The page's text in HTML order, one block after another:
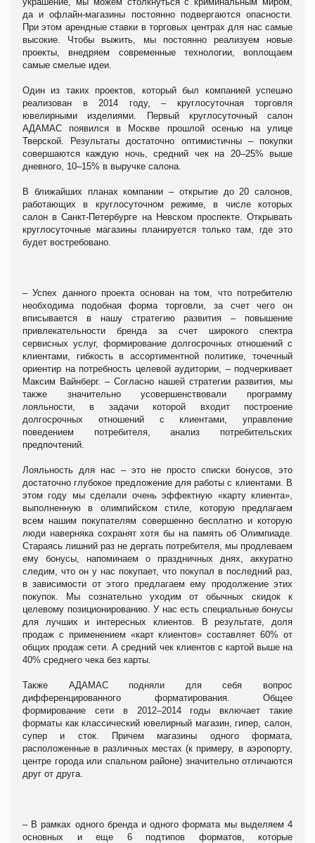
да и офлайн-магазины постоянно подвергаются опасности.
При этом арендные ставки в торговых центрах для нас самые
высокие. Чтобы выжить, мы постоянно реализуем новые
проекты, внедряем современные технологии, воплощаем
самые смелые идеи.
Один из таких проектов, который был компанией успешно
реализован в 2014 году, – круглосуточная торговля
ювелирными изделиями. Первый круглосуточный салон
АДАМАС появился в Москве прошлой осенью на улице
Тверской. Результаты достаточно оптимистичны – покупки
совершаются каждую ночь, средний чек на 20–25% выше
дневного, 10–15% в выручке салона.
В ближайших планах компании – открытие до 20 салонов,
работающих в круглосуточном режиме, в числе которых
салон в Санкт-Петербурге на Невском проспекте. Открывать
круглосуточные магазины планируется только там, где это
будет востребовано.
– Успех данного проекта основан на том, что потребителю
необходима подобная форма торговли, за счет чего он
вписывается в нашу стратегию развития – повышение
привлекательности бренда за счет широкого спектра
сервисных услуг, формирование долгосрочных отношений с
клиентами, гибкость в ассортиментной политике, точечный
ориентир на потребность целевой аудитории, – подчеркивает
Максим Вайнберг. – Согласно нашей стратегии развития, мы
также значительно усовершенствовали программу
лояльности, в задачи которой входит построение
долгосрочных отношений с клиентами, управление
поведением потребителя, анализ потребительских
предпочтений.
Лояльность для нас – это не просто списки бонусов, это
достаточно глубокое предложение для работы с клиентами. В
этом году мы сделали очень эффектную «карту клиента»,
выполненную в олимпийском стиле, которую предлагаем
всем нашим покупателям совершенно бесплатно и которую
люди наверняка сохранят хотя бы на память об Олимпиаде.
Стараясь лишний раз не дергать потребителя, мы продлеваем
ему бонусы, напоминаем о праздничных днях, аккуратно
следим, что он у нас покупает, что покупал в последний раз,
в зависимости от этого предлагаем ему продолжение этих
покупок. Мы сознательно уходим от обычных скидок к
целевому позиционированию. У нас есть специальные бонусы
для лучших и интересных клиентов. В результате, доля
продаж с применением «карт клиентов» составляет 60% от
общих продаж сети. А средний чек клиентов с картой выше на
40% среднего чека без карты.
Также АДАМАС подняли для себя вопрос
дифференцированного форматирования. Общее
формирование сети в 2012–2014 годы включает такие
форматы как классический ювелирный магазин, гипер, салон,
супер и сток. Причем магазины одного формата,
расположенные в различных местах (к примеру, в аэропорту,
центре города или спальном районе) значительно отличаются
друг от друга.
– В рамках одного бренда и одного формата мы выделяем 4
основных и еще 6 подтипов форматов, которые